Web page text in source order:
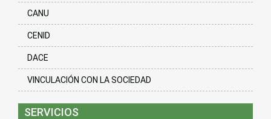
CANU
CENID
DACE
VINCULACIÓN CON LA SOCIEDAD
SERVICIOS